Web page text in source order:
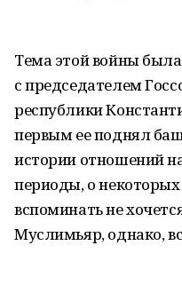
Тема этой войны
с председателем
республики
первым ее поднял
истории отношений
периоды, о
вспоминать не
Муслимьяр, однако,